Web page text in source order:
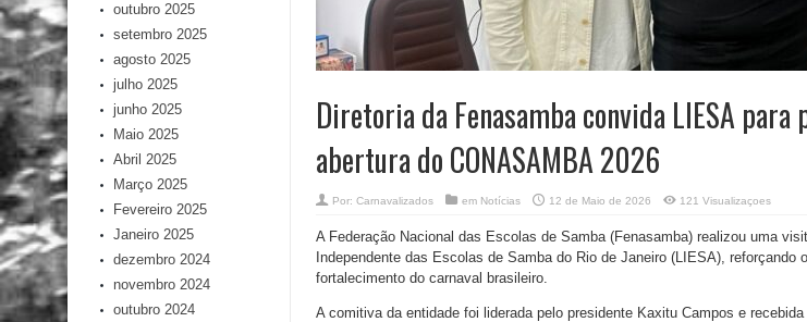
Diretoria da Fenasamba convida LIESA
abertura do CONASAMBA 2026
Por: Carnavalizados em Notícias 12 de Maio de 2026 121 Visualizaçoes
A Federação Nacional das Escolas de Samba (Fenasamba) realizou uma
Independente das Escolas de Samba do Rio de Janeiro (LIESA), reforçando
fortalecimento do carnaval brasileiro.
A comitiva da entidade foi liderada pelo presidente Kaxitu Campos e
outubro 2025
setembro 2025
agosto 2025
julho 2025
junho 2025
Maio 2025
Abril 2025
Março 2025
Fevereiro 2025
Janeiro 2025
dezembro 2024
novembro 2024
outubro 2024